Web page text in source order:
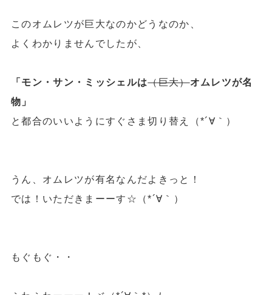
このオムレツが巨大なのかどうなのか、
よくわかりませんでしたが、
「モン・サン・ミッシェルは（巨大）オムレツが名
物」
と都合のいいようにすぐさま切り替え（*´∀｀）
うん、オムレツが有名なんだよきっと！
では！いただきまーーす☆（*´∀｀）
もぐもぐ・・